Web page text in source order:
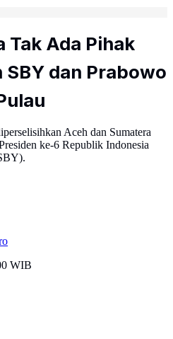
Tak Ada Pihak
dan Prabowo
Aceh dan Sumatera
ke-6 Republik Indonesia
WIB